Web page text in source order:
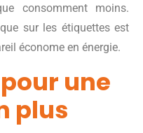
consomment moins.
sur les étiquettes est
économe en énergie.
une
plus